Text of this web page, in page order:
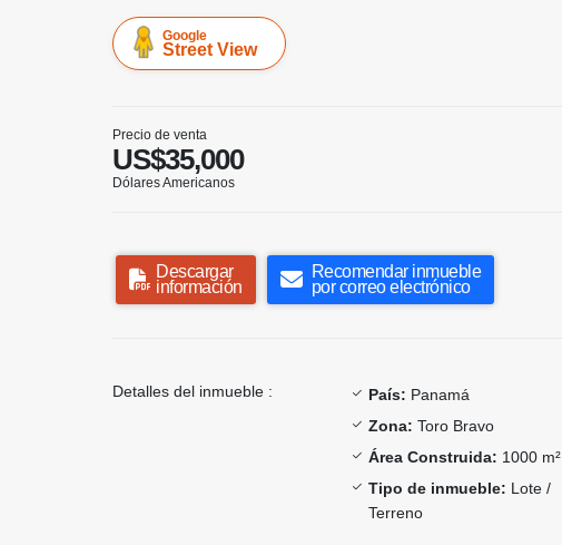
Google
Street View
Precio de venta
US$35,000
Dólares Americanos
Descargar
información
Recomendar inmueble
por correo electrónico
Detalles del inmueble : País: Panamá
Zona: Toro Bravo
Área Construida: 1000 m²
Tipo de inmueble: Lote /
Terreno